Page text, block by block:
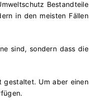
Bestandteile
in den meisten Fällen
sind, sondern dass die
gestaltet. Um aber einen